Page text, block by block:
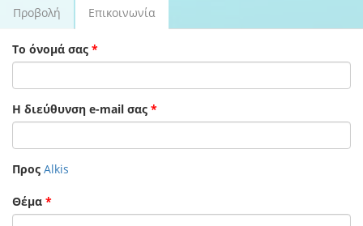
Πρωτεύουσες καρτέλες
Προβολή Επικοινωνία
καρτέλα)
Το όνομά σας *
Η διεύθυνση e-mail σας *
Προς Alkis
Θέμα *